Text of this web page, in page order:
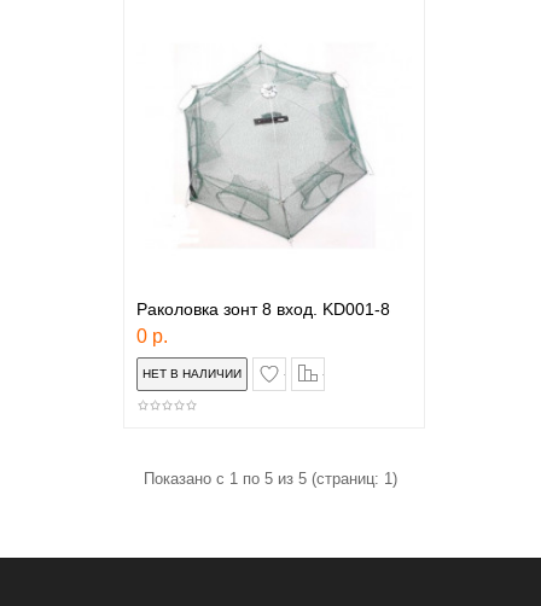
Раколовка зонт 8 вход. KD001-8
0 р.
в закладки
Показано с 1 по 5 из 5 (страниц: 1)